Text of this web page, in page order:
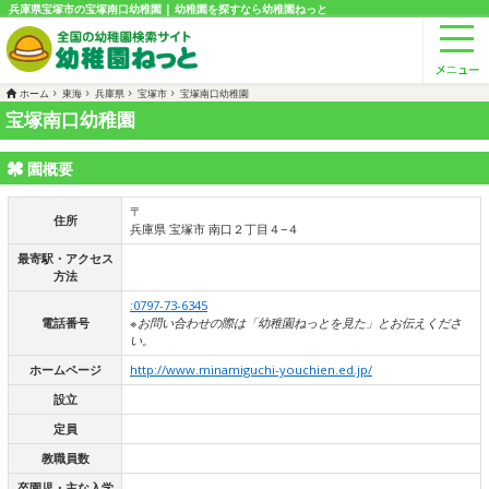
兵庫県宝塚市の宝塚南口幼稚園 | 幼稚園を探すなら幼稚園ねっと
ホーム 東海 兵庫県 宝塚市 宝塚南口幼稚園
宝塚南口幼稚園
園概要
住所
〒
兵庫県 宝塚市 南口２丁目４−４
最寄駅・アクセス
方法
電話番号
:0797-73-6345
※お問い合わせの際は「幼稚園ねっとを見た」とお伝えくださ
い。
ホームページ
http://www.minamiguchi-youchien.ed.jp/
設立
定員
教職員数